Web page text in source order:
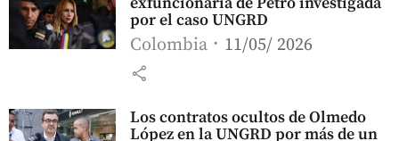
por el caso UNGRD
Colombia 11/05/ 2026
share
Los contratos ocultos de Olmedo
López en la UNGRD por más de un